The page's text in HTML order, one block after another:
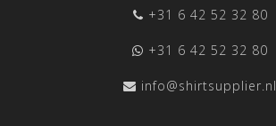
+31 6 42 52 32 80
+31 6 42 52 32 80
info@shirtsupplier.nl